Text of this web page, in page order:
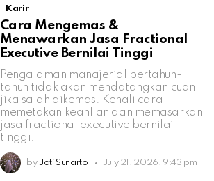
Karir
Cara Mengemas &
Menawarkan Jasa Fractional
Executive Bernilai Tinggi
Pengalaman manajerial bertahun-
tahun tidak akan mendatangkan cuan
jika salah dikemas. Kenali cara
memetakan keahlian dan memasarkan
jasa fractional executive bernilai
tinggi.
by Jati Sunarto July 21, 2026, 9:43 pm